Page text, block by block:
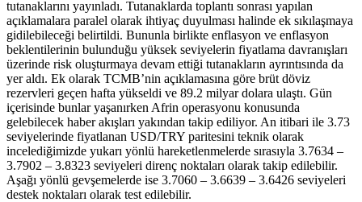
tutanaklarını yayınladı. Tutanaklarda toplantı sonrası yapılan
açıklamalara paralel olarak ihtiyaç duyulması halinde ek sıkılaşmaya
gidilebileceği belirtildi. Bununla birlikte enflasyon ve enflasyon
beklentilerinin bulunduğu yüksek seviyelerin fiyatlama davranışları
üzerinde risk oluşturmaya devam ettiği tutanakların ayrıntısında da
yer aldı. Ek olarak TCMB’nin açıklamasına göre brüt döviz
rezervleri geçen hafta yükseldi ve 89.2 milyar dolara ulaştı. Gün
içerisinde bunlar yaşanırken Afrin operasyonu konusunda
gelebilecek haber akışları yakından takip ediliyor. An itibari ile 3.73
seviyelerinde fiyatlanan USD/TRY paritesini teknik olarak
incelediğimizde yukarı yönlü hareketlenmelerde sırasıyla 3.7634 –
3.7902 – 3.8323 seviyeleri direnç noktaları olarak takip edilebilir.
Aşağı yönlü gevşemelerde ise 3.7060 – 3.6639 – 3.6426 seviyeleri
destek noktaları olarak test edilebilir.